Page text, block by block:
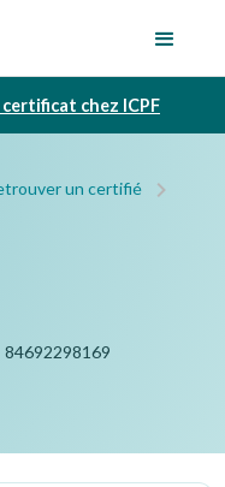
chez ICPF
un certifié
84692298169